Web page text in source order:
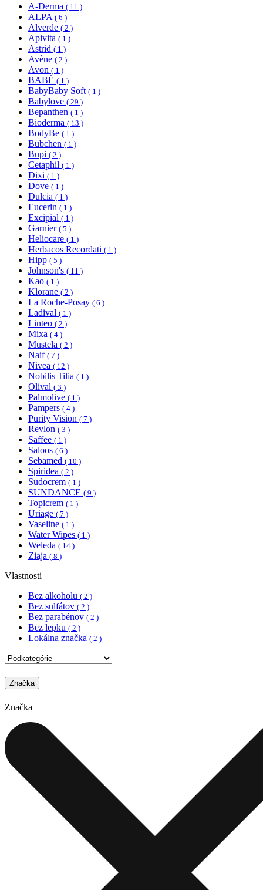
A-Derma ( 11 )
ALPA ( 6 )
Alverde ( 2 )
Apivita ( 1 )
Astrid ( 1 )
Avène ( 2 )
Avon ( 1 )
BABÉ ( 1 )
BabyBaby Soft ( 1 )
Babylove ( 29 )
Bepanthen ( 1 )
Bioderma ( 13 )
BodyBe ( 1 )
Bübchen ( 1 )
Bupi ( 2 )
Cetaphil ( 1 )
Dixi ( 1 )
Dove ( 1 )
Dulcia ( 1 )
Eucerin ( 1 )
Excipial ( 1 )
Garnier ( 5 )
Heliocare ( 1 )
Herbacos Recordati ( 1 )
Hipp ( 5 )
Johnson's ( 11 )
Kao ( 1 )
Klorane ( 2 )
La Roche-Posay ( 6 )
Ladival ( 1 )
Linteo ( 2 )
Mixa ( 4 )
Mustela ( 2 )
Naif ( 7 )
Nivea ( 12 )
Nobilis Tilia ( 1 )
Olival ( 3 )
Palmolive ( 1 )
Pampers ( 4 )
Purity Vision ( 7 )
Revlon ( 3 )
Saffee ( 1 )
Saloos ( 6 )
Sebamed ( 10 )
Spiridea ( 2 )
Sudocrem ( 1 )
SUNDANCE ( 9 )
Topicrem ( 1 )
Uriage ( 7 )
Vaseline ( 1 )
Water Wipes ( 1 )
Weleda ( 14 )
Ziaja ( 8 )
Vlastnosti
Bez alkoholu ( 2 )
Bez sulfátov ( 2 )
Bez parabénov ( 2 )
Bez lepku ( 2 )
Lokálna značka ( 2 )
Značka
Značka